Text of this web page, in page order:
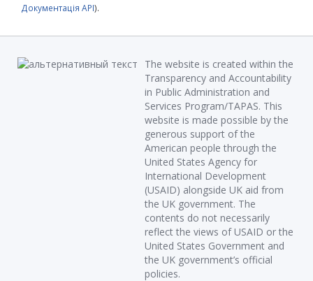
Документація API).
The website is created within the
Transparency and Accountability
in Public Administration and
Services Program/TAPAS. This
website is made possible by the
generous support of the
American people through the
United States Agency for
International Development
(USAID) alongside UK aid from
the UK government. The
contents do not necessarily
reflect the views of USAID or the
United States Government and
the UK government’s official
policies.